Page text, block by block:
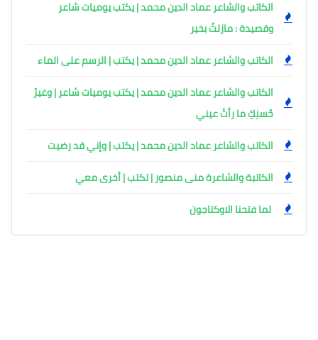
الكاتب والشاعر عماد الدين محمد | يكتب يوميات شاعر
وقصيدة : مازلتُ بخير
الكاتب والشاعر عماد الدين محمد | يكتب | الرسم على الماء
الكاتب والشاعر عماد الدين محمد | يكتب يوميات شاعر | وغيرُ
حُسنِكِ ما رأتْ عيني
الكاتب والشاعر عماد الدين محمد | يكتب | وإني قد رضيت
الكاتبة والشاعرة منى منصور | تكتب | أخرى معي
لما فتحنا الاوكتاجون